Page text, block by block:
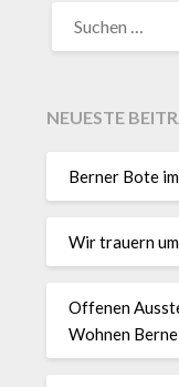
NEUESTE
Berner Bote
Wir trauern
Offenen
Wohnen Berne